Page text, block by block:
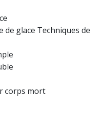
glace Techniques de
corps mort